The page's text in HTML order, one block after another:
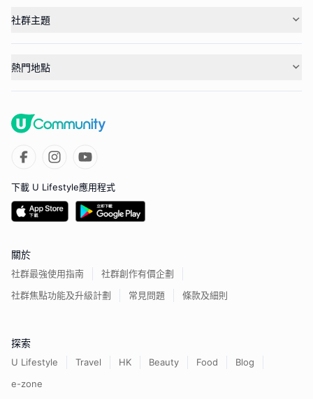
社群主題
熱門地點
下載 U Lifestyle應用程式
關於
社群最強使用指南
社群創作有價企劃
社群焦點功能及升級計劃
常見問題 條款及細則
探索
U Lifestyle Travel HK Beauty Food
Blog
e-zone